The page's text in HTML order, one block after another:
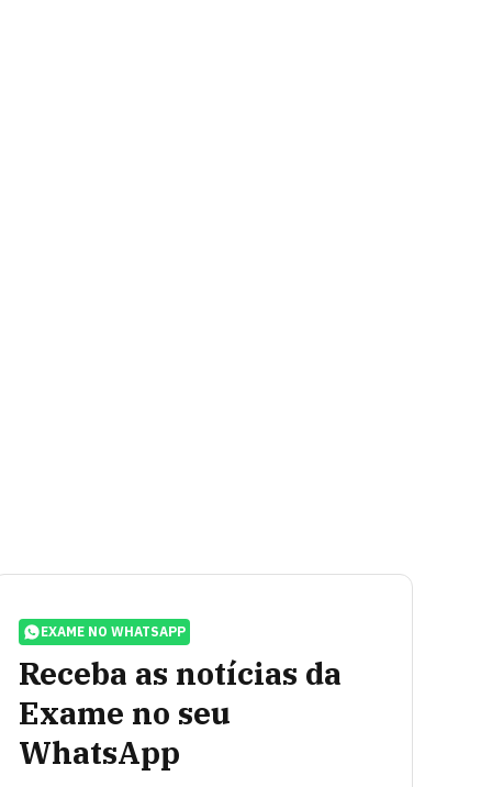
EXAME NO WHATSAPP
Receba as notícias da
Exame no seu
WhatsApp